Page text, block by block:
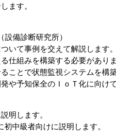
ます。
備診断研究所）
いて事例を交えて解説します
仕組みを構築する必要があり
ことで状態監視システムを構
や予知保全のＩｏＴ化に向け
明します。
中級者向けに説明します。